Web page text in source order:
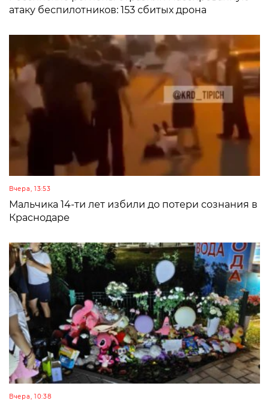
атаку беспилотников: 153 сбитых дрона
Вчера, 13:53
Мальчика 14-ти лет избили до потери сознания в
Краснодаре
Вчера, 10:38